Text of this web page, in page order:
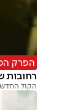
הפרק
רחובות
הקול